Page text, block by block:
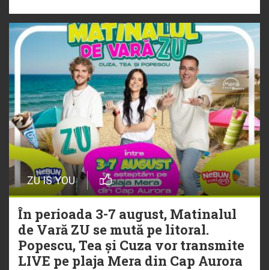
ZU IS YOU
În perioada 3-7 august, Matinalul
de Vară ZU se mută pe litoral.
Popescu, Tea și Cuza vor transmite
LIVE pe plaja Mera din Cap Aurora